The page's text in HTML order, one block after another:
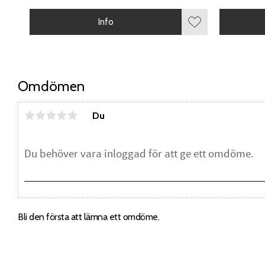
Omdömen
Du
Bli den första att lämna ett omdöme.
Lägg till i favoriter
Info